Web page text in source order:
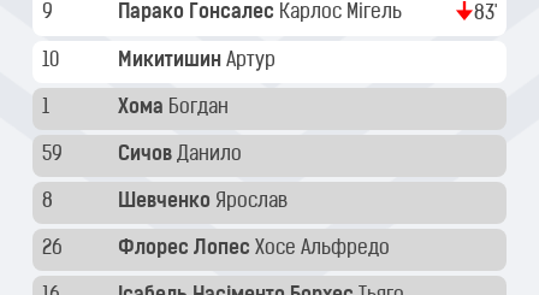
9 Парако Гонсалес Карлос Мігель 83'
10 Микитишин Артур
1 Хома Богдан
59 Сичов Данило
8 Шевченко Ярослав
26 Флорес Лопес Хосе Альфредо